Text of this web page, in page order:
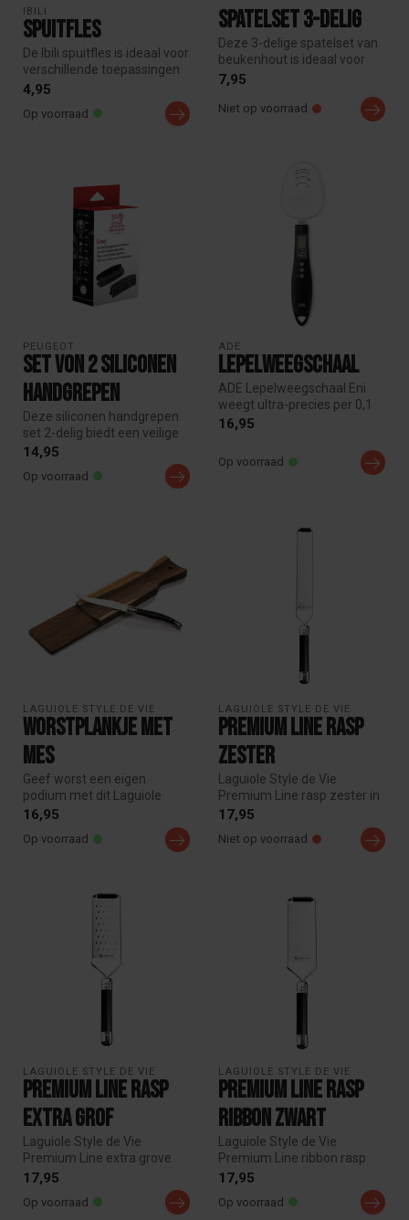
IBILI
Spuitfles
De Ibili spuitfles is ideaal voor
verschillende toepassingen
in keuken, BBQ of t...
4,95
Op voorraad
Spatelset 3-delig
Deze 3-delige spatelset van
beukenhout is ideaal voor
dagelijks koken. De duurza...
7,95
Niet op voorraad
PEUGEOT
Set von 2 siliconen
handgrepen
Deze siliconen handgrepen
set 2-delig biedt een veilige
en hittebestendige grip ...
14,95
Op voorraad
ADE
Lepelweegschaal
ADE Lepelweegschaal Eni
weegt ultra-precies per 0,1
gram tot 300 g. Ideaal voor ...
16,95
Op voorraad
LAGUIOLE STYLE DE VIE
Worstplankje met
mes
Geef worst een eigen
podium met dit Laguiole
Style de Vie Premium Line
16,95
Op voorraad
LAGUIOLE STYLE DE VIE
Premium Line Rasp
Zester
Laguiole Style de Vie
Premium Line rasp zester in
zwart. Extra fijne rasp voor
17,95
Niet op voorraad
LAGUIOLE STYLE DE VIE
Premium Line Rasp
Extra Grof
Laguiole Style de Vie
Premium Line extra grove
rasp met gelaserd RVS blad.
17,95
Op voorraad
LAGUIOLE STYLE DE VIE
Premium Line Rasp
Ribbon Zwart
Laguiole Style de Vie
Premium Line ribbon rasp
met gelaserd RVS blad.
17,95
Op voorraad